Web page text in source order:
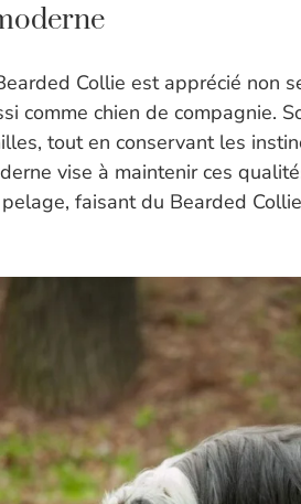
Collie est apprécié non
comme chien de compagnie.
tout en conservant les
vise à maintenir ces
faisant du Bearded